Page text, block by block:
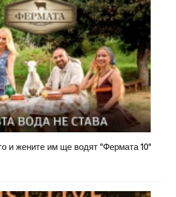
и жените им ще водят "Фермата 10"